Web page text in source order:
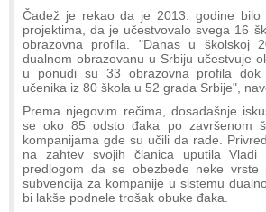
Čadež je rekao da je 2013. godine
projektima, da je učestvovalo svega 16
obrazovna profila. "Danas u školskoj
dualnom obrazovanu u Srbiju učestvuje
u ponudi su 33 obrazovna profila dok
učenika iz 80 škola u 52 grada Srbije",
Prema njegovim rečima, dosadašnje
se oko 85 odsto đaka po završenom
kompanijama gde su učili da rade.
na zahtev svojih članica uputila Vladi
predlogom da se obezbede neke vrste
subvencija za kompanije u sistemu
bi lakše podnele trošak obuke đaka.